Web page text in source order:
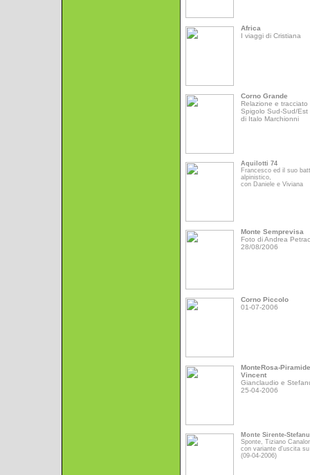
Africa
I viaggi di Cristiana
Corno Grande
Relazione e tracciato
Spigolo Sud-Sud/Est
di Italo Marchionni
Aquilotti 74
Francesco ed il suo
alpinistico,
con Daniele e Viviana
Monte Semprevisa
Foto di Andrea
28/08/2006
Corno Piccolo
01-07-2006
MonteRosa-Piramide
Vincent
Gianclaudio e
25-04-2006
Monte Sirente-
Sponte, Tiziano
con variante d'uscita
(09-04-2006)